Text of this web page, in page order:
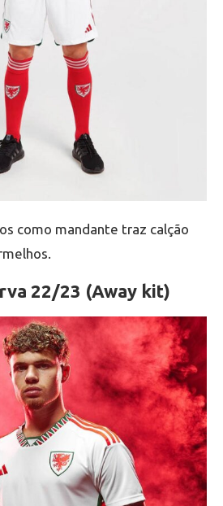
como mandante traz calção
22/23 (Away kit)